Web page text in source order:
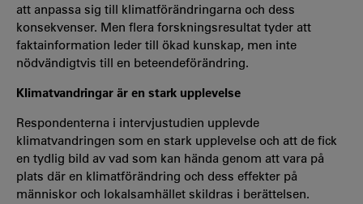
att anpassa sig till klimatförändringarna och dess
konsekvenser. Men flera forskningsresultat tyder att
faktainformation leder till ökad kunskap, men inte
nödvändigtvis till en beteendeförändring.
Klimatvandringar är en stark upplevelse
Respondenterna i intervjustudien upplevde
klimatvandringen som en stark upplevelse och att de fick
en tydlig bild av vad som kan hända genom att vara på
plats där en klimatförändring och dess effekter på
människor och lokalsamhället skildras i berättelsen.